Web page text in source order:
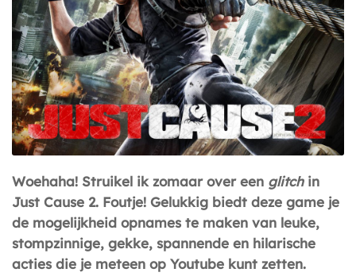
Woehaha! Struikel ik zomaar over een glitchin
Just Cause 2. Foutje! Gelukkig biedt deze game je
de mogelijkheid opnames te maken van leuke,
stompzinnige, gekke, spannende en hilarische
acties die je meteen op Youtube kunt zetten.